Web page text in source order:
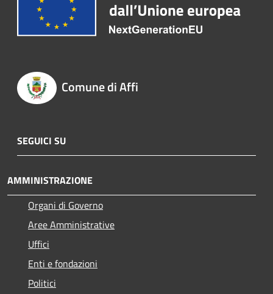
Comune di Affi
SEGUICI SU
AMMINISTRAZIONE
Organi di Governo
Aree Amministrative
Uffici
Enti e fondazioni
Politici